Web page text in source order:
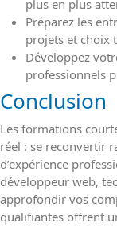
plus en plus
Préparez les
projets et choix
Développez
professionnels
Conclusion
Les formations
réel : se reconvertir
d’expérience
développeur web,
approfondir vos
qualifiantes offrent